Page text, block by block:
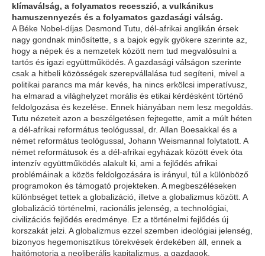
klímaválság, a folyamatos recesszió, a vulkánikus
hamuszennyezés és a folyamatos gazdasági válság.
A Béke Nobel-díjas Desmond Tutu, dél-afrikai anglikán érsek
nagy gondnak minősítette, s a bajok egyik gyökere szerinte az,
hogy a népek és a nemzetek között nem tud megvalósulni a
tartós és igazi együttműködés. A gazdasági válságon szerinte
csak a hitbeli közösségek szerepvállalása tud segíteni, mivel a
politikai parancs ma már kevés, ha nincs erkölcsi imperatívusz,
ha elmarad a világhelyzet morális és etikai kérdésként történő
feldolgozása és kezelése. Ennek hiányában nem lesz megoldás.
Tutu nézeteit azon a beszélgetésen fejtegette, amit a múlt héten
a dél-afrikai református teológussal, dr. Allan Boesakkal és a
német református teológussal, Johann Weismannal folytatott. A
német reformátusok és a dél-afrikai egyházak között évek óta
intenzív együttműködés alakult ki, ami a fejlődés afrikai
problémáinak a közös feldolgozására is irányul, túl a különböző
programokon és támogató projekteken. A megbeszéléseken
különbséget tettek a globalizáció, illetve a globalizmus között. A
globalizáció történelmi, racionális jelenség, a technológiai,
civilizációs fejlődés eredménye. Ez a történelmi fejlődés új
korszakát jelzi. A globalizmus ezzel szemben ideológiai jelenség,
bizonyos hegemonisztikus törekvések érdekében áll, ennek a
hajtómotorja a neoliberális kapitalizmus, a gazdagok,